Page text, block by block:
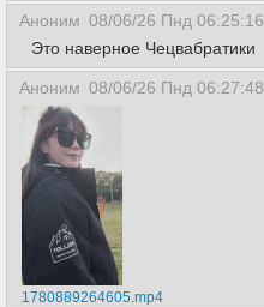
Аноним 08/06/26 Пнд 06:25:16
Это наверное Чецвабратики
Аноним 08/06/26 Пнд 06:27:48
1780889264605.mp4